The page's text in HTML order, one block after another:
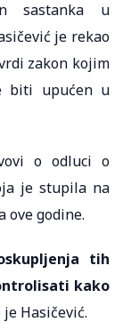
sastanka u
je rekao
zakon kojim
biti upućen u
o odluci o
je stupila na
ove godine.
tih
kako
Hasičević.